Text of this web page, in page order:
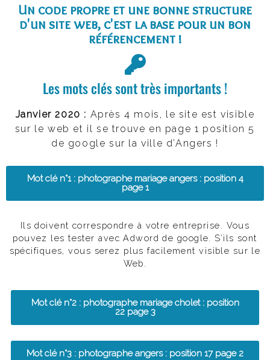
Un code propre et une bonne structure
d'un site web, c'est la base pour un bon
référencement!
Les mots clés sont très importants !
Janvier 2020 : Après 4 mois, le site est visible
sur le web et il se trouve en page 1 position 5
de google sur la ville d’Angers !
Mot clé n°1 : photographe mariage angers : position 4
page 1
Ils doivent correspondre à votre entreprise. Vous
pouvez les tester avec Adword de google. S’ils sont
spécifiques, vous serez plus facilement visible sur le
Web.
Mot clé n°2 : photographe mariage cholet : position
22 page 3
Mot clé n°3 : photographe angers : position 17 page 2